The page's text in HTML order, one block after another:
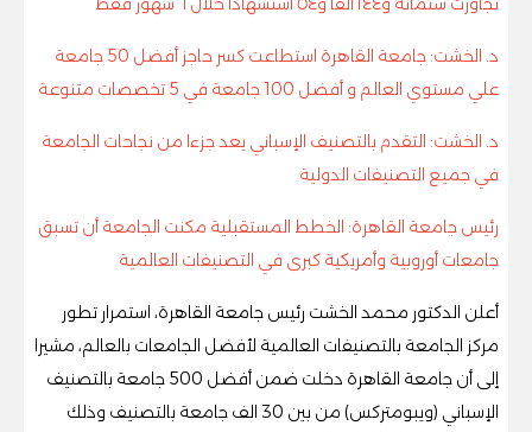
د. الخشت: جامعة القاهرة استطاعت كسر حاجز أفضل 50 جامعة
علي مستوي العالم و أفضل 100 جامعة في 5 تخصصات متنوعة
د. الخشت: التقدم بالتصنيف الإسباني يعد جزءا من نجاحات الجامعة
في جميع التصنيفات الدولية
رئيس جامعة القاهرة: الخطط المستقبلية مكنت الجامعة أن تسبق
جامعات أوروبية وأمريكية كبرى في التصنيفات العالمية
أعلن الدكتور محمد الخشت رئيس جامعة القاهرة، استمرار تطور
مركز الجامعة بالتصنيفات العالمية لأفضل الجامعات بالعالم، مشيرا
إلى أن جامعة القاهرة دخلت ضمن أفضل 500 جامعة بالتصنيف
الإسباني (ويبومتركس) من بين 30 الف جامعة بالتصنيف وذلك